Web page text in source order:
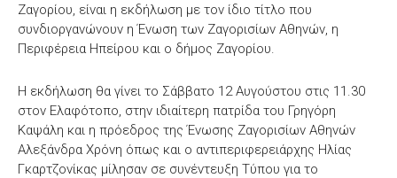
Ζαγορίου, είναι η εκδήλωση με τον ίδιο τίτλο που
συνδιοργανώνουν η Ένωση των Ζαγορισίων Αθηνών, η
Περιφέρεια Ηπείρου και ο δήμος Ζαγορίου.
Η εκδήλωση θα γίνει το Σάββατο 12 Αυγούστου στις 11.30
στον Ελαφότοπο, στην ιδιαίτερη πατρίδα του Γρηγόρη
Καψάλη και η πρόεδρος της Ένωσης Ζαγορισίων Αθηνών
Αλεξάνδρα Χρόνη όπως και ο αντιπεριφερειάρχης Ηλίας
Γκαρτζονίκας μίλησαν σε συνέντευξη Τύπου για το